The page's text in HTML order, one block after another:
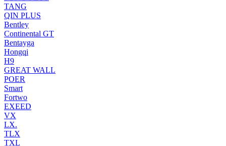
TANG
QIN PLUS
Bentley
Continental GT
Bentayga
Hongqi
H9
GREAT WALL
POER
Smart
Fortwo
EXEED
VX
LX.
TLX
TXL